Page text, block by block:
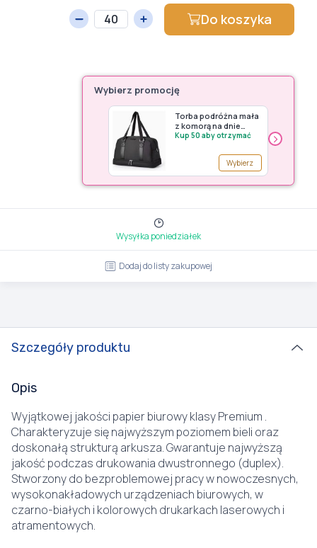
Do koszyka
Wybierz promocję
Torba podróżna mała
z komorą na dnie
Puccini - premia G150
Kup 50 aby otrzymać
Wybierz
›
Wysyłka poniedziałek
Dodaj do listy zakupowej
Szczegóły produktu
Opis
Wyjątkowej jakości papier biurowy klasy Premium .
Charakteryzuje się najwyższym poziomem bieli oraz
doskonałą strukturą arkusza. Gwarantuje najwyższą
jakość podczas drukowania dwustronnego (duplex).
Stworzony do bezproblemowej pracy w nowoczesnych,
wysokonakładowych urządzeniach biurowych, w
czarno-białych i kolorowych drukarkach laserowych i
atramentowych.